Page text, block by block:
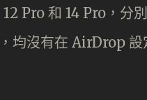
Pro 和 14 Pro，分別
均沒有在 AirDrop